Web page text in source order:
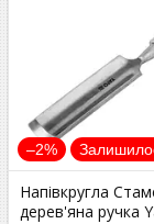
–2%
Напівкругла
дерев'яна ручка